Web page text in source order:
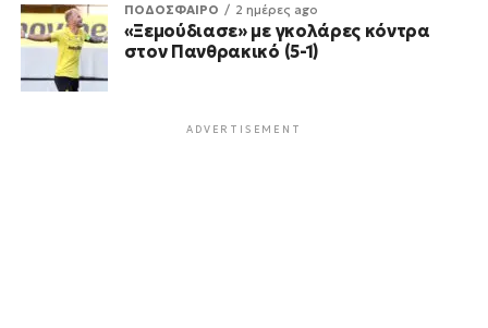
ΠΟΔΟΣΦΑΙΡΟ 2 ημέρες ago
«Ξεμούδιασε» με γκολάρες κόντρα
στον Πανθρακικό (5-1)
ADVERTISEMENT